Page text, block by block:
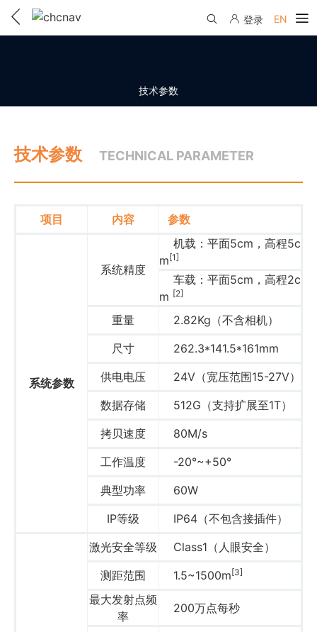
下载中心
教学视频
服务支持
联系我们
国内分支机构
国内授权经销
资讯中心
商业道德与反腐败政策
加入华测
登录 EN
技术参数
技术参数 TECHNICAL PARAMETER
项目 内容 参数
系统参数
系统精度
机载：平面5cm，高程5c
m[1]
车载：平面5cm，高程2c
m [2]
重量
2.82Kg（不含相机）
尺寸
262.3*141.5*161mm
供电电压
24V（宽压范围15-27V）
数据存储
512G（支持扩展至1T）
拷贝速度
80M/s
工作温度
-20°~+50°
典型功率
60W
IP等级
IP64（不包含接插件）
激光安全等级
Class1（人眼安全）
测距范围
1.5~1500m[3]
最大发射点频
率
200万点每秒